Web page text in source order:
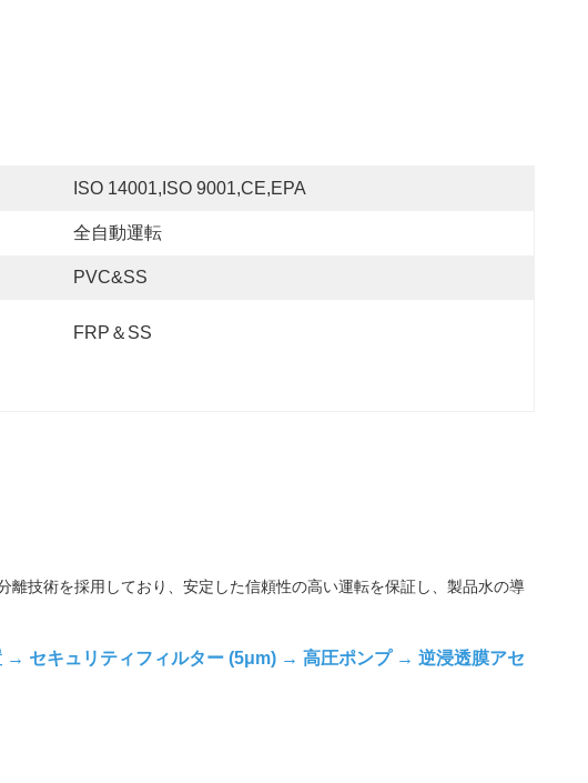
ISO 14001,ISO 9001,CE,EPA
全自動運転
PVC&SS
FRP＆SS
技術を採用しており、安定した信頼性の高い運転を保証し、製品水の導
セキュリティフィルター (5μm) → 高圧ポンプ → 逆浸透膜アセ